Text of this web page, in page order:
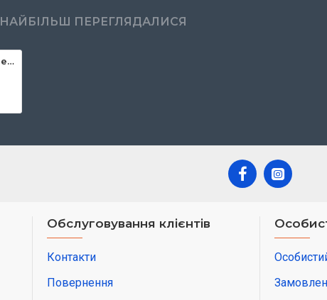
НАЙБІЛЬШ ПЕРЕГЛЯДАЛИСЯ
Мікрохвильова піч Hisense H20MOBP1 (M20XYZ) (H20MOBP1)
Обслуговування клієнтів
Контакти
Повернення